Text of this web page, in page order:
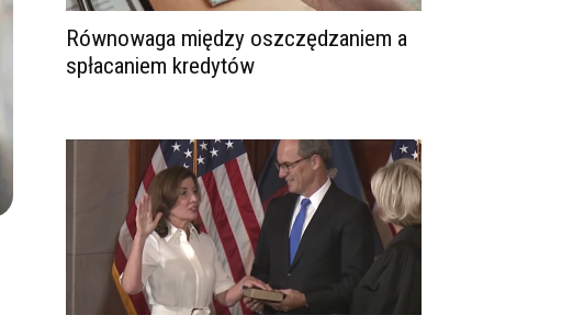
Równowaga między oszczędzaniem a
spłacaniem kredytów